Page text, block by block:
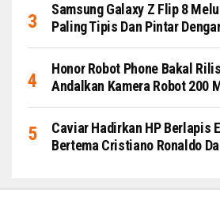
Samsung Galaxy Z Flip 8
Paling Tipis Dan Pintar
Honor Robot Phone Bakal
Andalkan Kamera Robot 200
Caviar Hadirkan HP Berlapis
Bertema Cristiano Ronaldo